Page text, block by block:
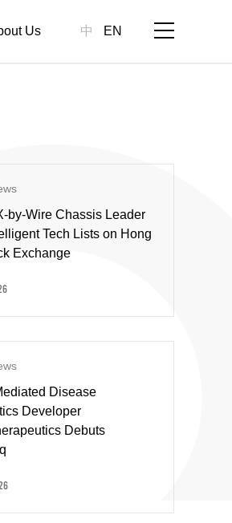
中 EN
Us
by-Wire Chassis Leader
Tech Lists on Hong
Exchange
Disease
Developer
Debuts